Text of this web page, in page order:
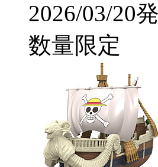
2026/03/20
数量限定